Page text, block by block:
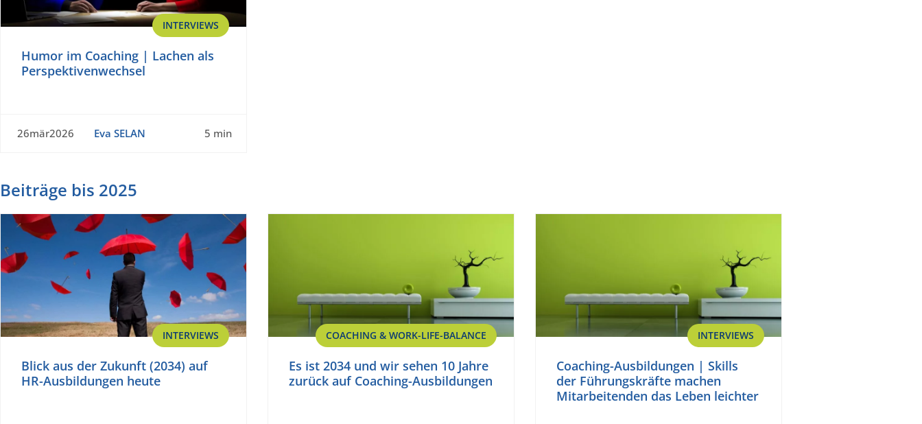
INTERVIEWS
Humor im Coaching | Lachen als
Perspektivenwechsel
26mär2026 Eva SELAN 5 min
Beiträge bis 2025
INTERVIEWS
Blick aus der Zukunft (2034) auf
HR-Ausbildungen heute
COACHING & WORK-LIFE-BALANCE
Es ist 2034 und wir sehen 10 Jahre
zurück auf Coaching-Ausbildungen
INTERVIEWS
Coaching-Ausbildungen | Skills
der Führungskräfte machen
Mitarbeitenden das Leben leichter